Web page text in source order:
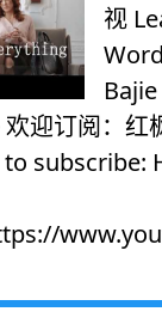
视
迎订阅：红
subscribe: